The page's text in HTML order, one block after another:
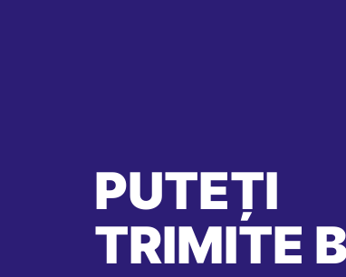
PUTEȚI
TRIMITE